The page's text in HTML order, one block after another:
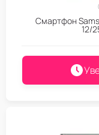
Смартфон
12/